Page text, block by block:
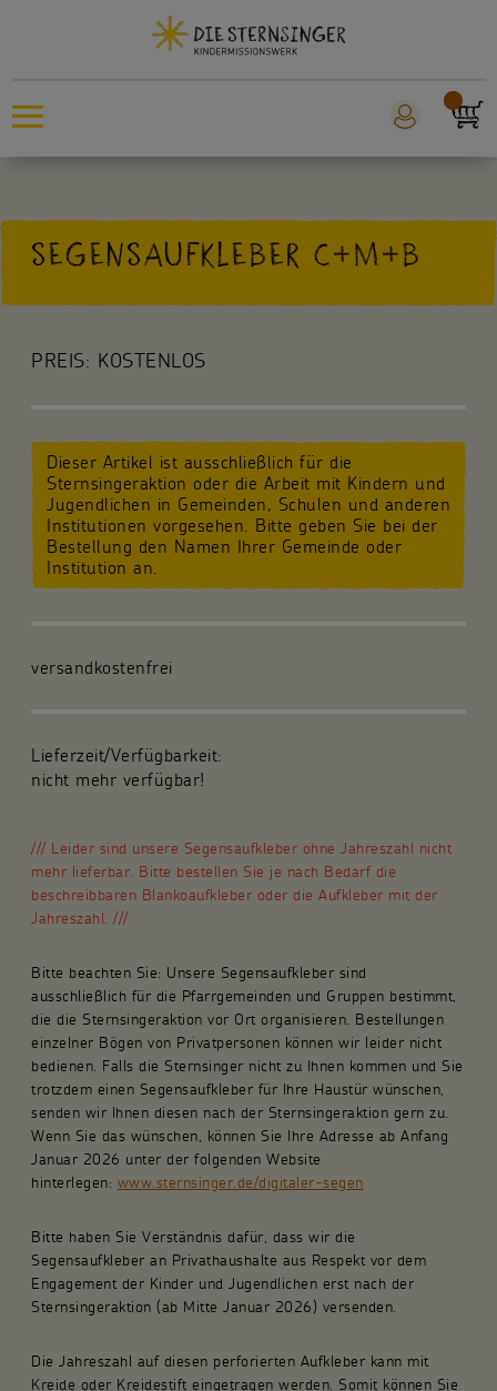
Sankt Martin
Weltmissionstag der Kinder
Für Kinder
Für die Schule
Für die Gemeinde
Fachpublikationen
Kunsthandwerk und Geschenke
SEGENSAUFKLEBER C+M+B
/// Leider sind unsere Segensaufkleber ohne Jahreszahl nicht
mehr lieferbar. Bitte bestellen Sie je nach Bedarf die
beschreibbaren Blankoaufkleber oder die Aufkleber mit der
Jahreszahl. ///
Bitte beachten Sie: Unsere Segensaufkleber sind
ausschließlich für die Pfarrgemeinden und Gruppen bestimmt,
die die Sternsingeraktion vor Ort organisieren. Bestellungen
einzelner Bögen von Privatpersonen können wir leider nicht
bedienen. Falls die Sternsinger nicht zu Ihnen kommen und Sie
trotzdem einen Segensaufkleber für Ihre Haustür wünschen,
senden wir Ihnen diesen nach der Sternsingeraktion gern zu.
Wenn Sie das wünschen, können Sie Ihre Adresse ab Anfang
Januar 2026 unter der folgenden Website
hinterlegen: www.sternsinger.de/digitaler-segen
Bitte haben Sie Verständnis dafür, dass wir die
Segensaufkleber an Privathaushalte aus Respekt vor dem
Engagement der Kinder und Jugendlichen erst nach der
Sternsingeraktion (ab Mitte Januar 2026) versenden.
Die Jahreszahl auf diesen perforierten Aufkleber kann mit
Kreide oder Kreidestift eingetragen werden. Somit können Sie
PREIS: KOSTENLOS
Dieser Artikel ist ausschließlich für die
Sternsingeraktion oder die Arbeit mit Kindern und
Jugendlichen in Gemeinden, Schulen und anderen
Institutionen vorgesehen. Bitte geben Sie bei der
Bestellung den Namen Ihrer Gemeinde oder
Institution an.
versandkostenfrei
Lieferzeit/Verfügbarkeit:
nicht mehr verfügbar!